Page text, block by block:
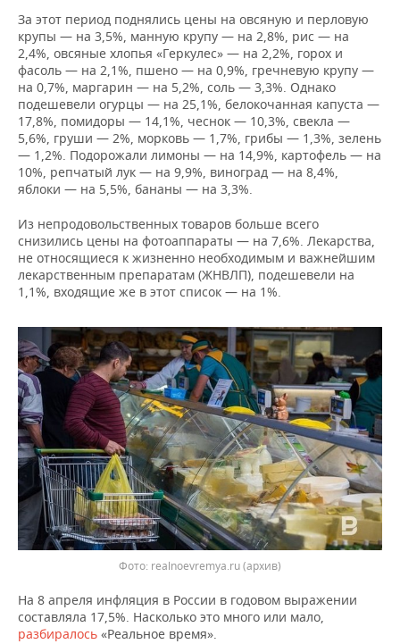
ФИГУРНОЕ КАТАНИЕ
ВОДНЫЕ ВИДЫ СПОРТА
ХОККЕЙ С МЯЧОМ
МЕДИЦИНА
ОБРАЗОВАНИЕ
ПРОИСШЕСТВИЯ
За этот период поднялись цены на овсяную и перловую
крупы — на 3,5%, манную крупу — на 2,8%, рис — на
2,4%, овсяные хлопья «Геркулес» — на 2,2%, горох и
фасоль — на 2,1%, пшено — на 0,9%, гречневую крупу —
на 0,7%, маргарин — на 5,2%, соль — 3,3%. Однако
подешевели огурцы — на 25,1%, белокочанная капуста —
17,8%, помидоры — 14,1%, чеснок — 10,3%, свекла —
5,6%, груши — 2%, морковь — 1,7%, грибы — 1,3%, зелень
— 1,2%. Подорожали лимоны — на 14,9%, картофель — на
10%, репчатый лук — на 9,9%, виноград — на 8,4%,
яблоки — на 5,5%, бананы — на 3,3%.
Из непродовольственных товаров больше всего
снизились цены на фотоаппараты — на 7,6%. Лекарства,
не относящиеся к жизненно необходимым и важнейшим
лекарственным препаратам (ЖНВЛП), подешевели на
1,1%, входящие же в этот список — на 1%.
Фото: realnoevremya.ru (архив)
На 8 апреля инфляция в России в годовом выражении
составляла 17,5%. Насколько это много или мало,
разбиралось «Реальное время».